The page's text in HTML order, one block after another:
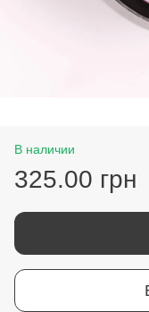
В наличии
325.00 грн